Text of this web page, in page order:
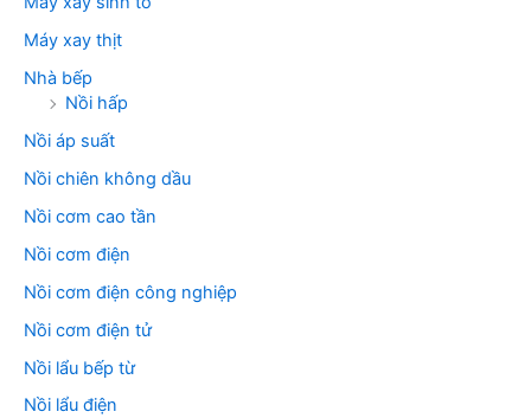
Máy xay thịt
Nhà bếp
Nồi hấp
Nồi áp suất
Nồi chiên không dầu
Nồi cơm cao tần
Nồi cơm điện
Nồi cơm điện công nghiệp
Nồi cơm điện tử
Nồi lẩu bếp từ
Nồi lẩu điện